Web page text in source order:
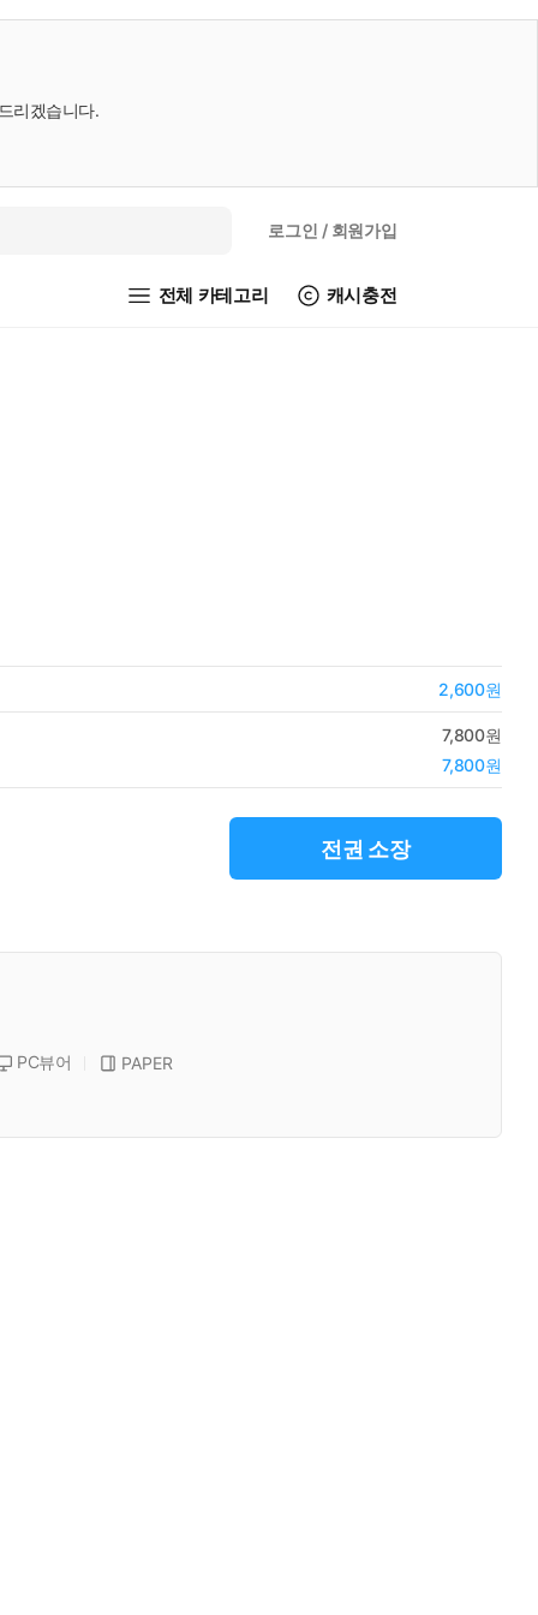
리겠습니다.
로그인 / 회원가입
전체 카테고리 캐시충전
2,600원
7,800원
7,800원
전권 소장
PC뷰어 PAPER